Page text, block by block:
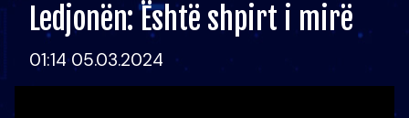
Ledjonën: Është shpirt i mirë
01:14 05.03.2024